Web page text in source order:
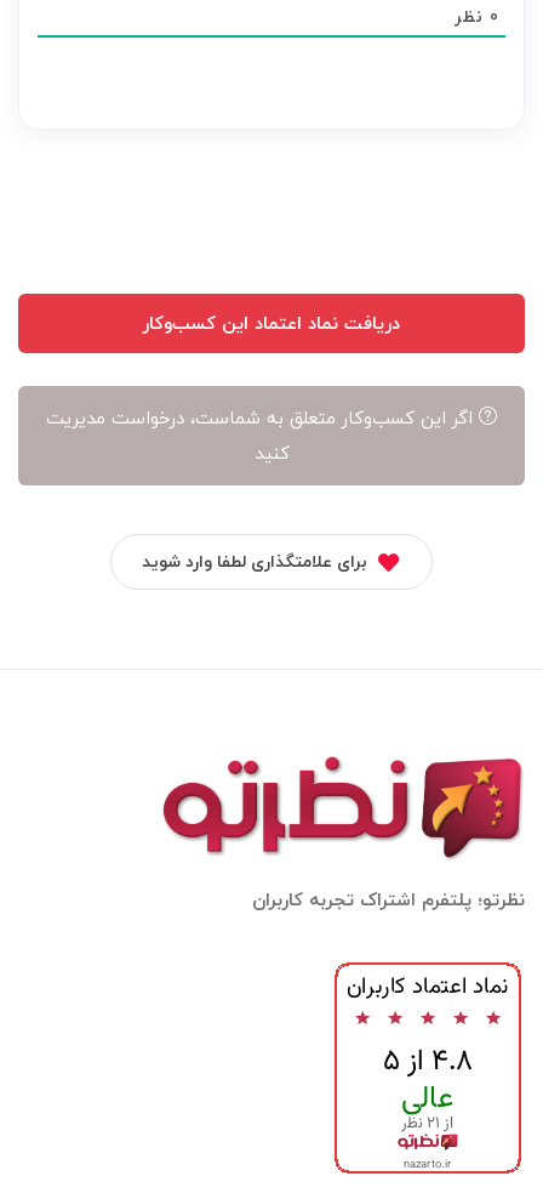
هر
0 نظر
دریافت نماد اعتماد این کسب‌وکار
اگر این کسب‌وکار متعلق به شماست، درخواست مدیریت
کنید
برای علامتگذاری لطفا وارد شوید
نظرتو؛ پلتفرم اشتراک تجربه کاربران